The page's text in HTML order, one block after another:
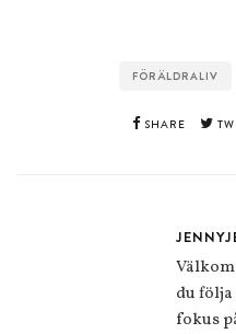
FÖRÄLDRALIV
SHARE
du
fokus